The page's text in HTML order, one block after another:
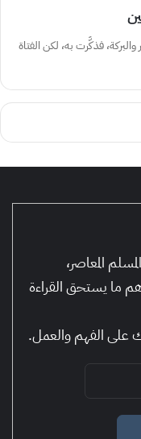
فذكَّرت به، لكن الفتاة
المعاصر،
ما يستحق القراءة
الفهم والعمل.